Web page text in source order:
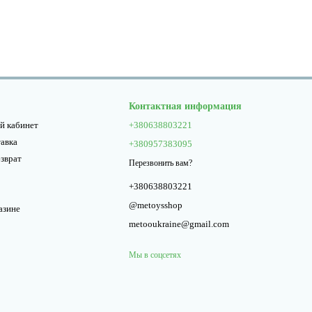
кабинет
Контактная информация
+380638803221
+380957383095
Перезвонить вам?
+380638803221
@metoysshop
metooukraine@gmail.com
Мы в соцсетях